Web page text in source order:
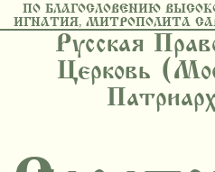
ПО БЛАГОСЛОВЕНИЮ
ИГНАТИЯ, МИТРОПОЛИТА
Русская
Церковь